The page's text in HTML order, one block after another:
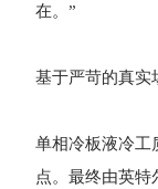
在。”
基于严苛的真实
单相冷板液冷工
点。最终由英特